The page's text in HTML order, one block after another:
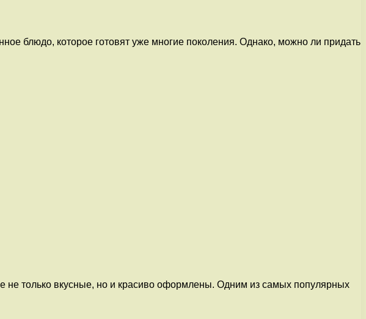
блюдо, которое готовят уже многие поколения. Однако, можно ли придать
не только вкусные, но и красиво оформлены. Одним из самых популярных